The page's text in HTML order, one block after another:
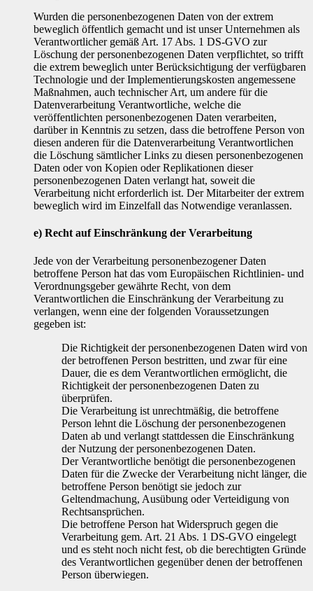
Wurden die personenbezogenen Daten von der extrem
beweglich öffentlich gemacht und ist unser Unternehmen als
Verantwortlicher gemäß Art. 17 Abs. 1 DS-GVO zur
Löschung der personenbezogenen Daten verpflichtet, so trifft
die extrem beweglich unter Berücksichtigung der verfügbaren
Technologie und der Implementierungskosten angemessene
Maßnahmen, auch technischer Art, um andere für die
Datenverarbeitung Verantwortliche, welche die
veröffentlichten personenbezogenen Daten verarbeiten,
darüber in Kenntnis zu setzen, dass die betroffene Person von
diesen anderen für die Datenverarbeitung Verantwortlichen
die Löschung sämtlicher Links zu diesen personenbezogenen
Daten oder von Kopien oder Replikationen dieser
personenbezogenen Daten verlangt hat, soweit die
Verarbeitung nicht erforderlich ist. Der Mitarbeiter der extrem
beweglich wird im Einzelfall das Notwendige veranlassen.
e) Recht auf Einschränkung der Verarbeitung
Jede von der Verarbeitung personenbezogener Daten
betroffene Person hat das vom Europäischen Richtlinien- und
Verordnungsgeber gewährte Recht, von dem
Verantwortlichen die Einschränkung der Verarbeitung zu
verlangen, wenn eine der folgenden Voraussetzungen
gegeben ist:
Die Richtigkeit der personenbezogenen Daten wird von
der betroffenen Person bestritten, und zwar für eine
Dauer, die es dem Verantwortlichen ermöglicht, die
Richtigkeit der personenbezogenen Daten zu
überprüfen.
Die Verarbeitung ist unrechtmäßig, die betroffene
Person lehnt die Löschung der personenbezogenen
Daten ab und verlangt stattdessen die Einschränkung
der Nutzung der personenbezogenen Daten.
Der Verantwortliche benötigt die personenbezogenen
Daten für die Zwecke der Verarbeitung nicht länger, die
betroffene Person benötigt sie jedoch zur
Geltendmachung, Ausübung oder Verteidigung von
Rechtsansprüchen.
Die betroffene Person hat Widerspruch gegen die
Verarbeitung gem. Art. 21 Abs. 1 DS-GVO eingelegt
und es steht noch nicht fest, ob die berechtigten Gründe
des Verantwortlichen gegenüber denen der betroffenen
Person überwiegen.